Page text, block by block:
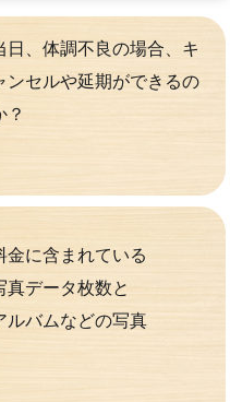
日、体調不良の場合、キ
ンセルや延期ができるの
？
金に含まれている
真データ枚数と
ルバムなどの写真